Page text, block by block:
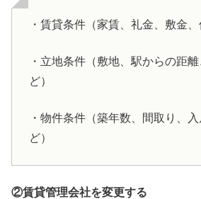
・賃貸条件（家賃、礼金、敷金、
・立地条件（敷地、駅からの距
ど）
・物件条件（築年数、間取り、
ど）
②賃貸管理会社を変更する